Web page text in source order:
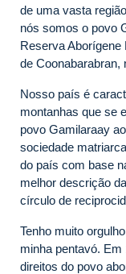
de uma vasta
nós somos o povo
Reserva Aborígene
de Coonabarabran,
Nosso país é
montanhas que se
povo Gamilaraay
sociedade
do país com base
melhor descrição
círculo de
Tenho muito
minha pentavó.
direitos do povo